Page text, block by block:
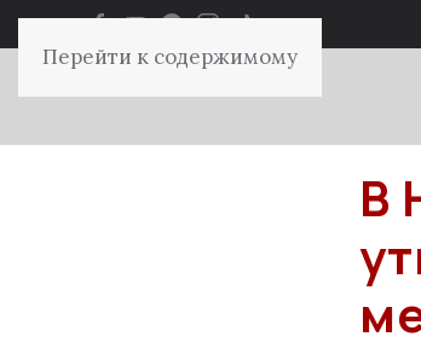
Перейти к содержимому
В